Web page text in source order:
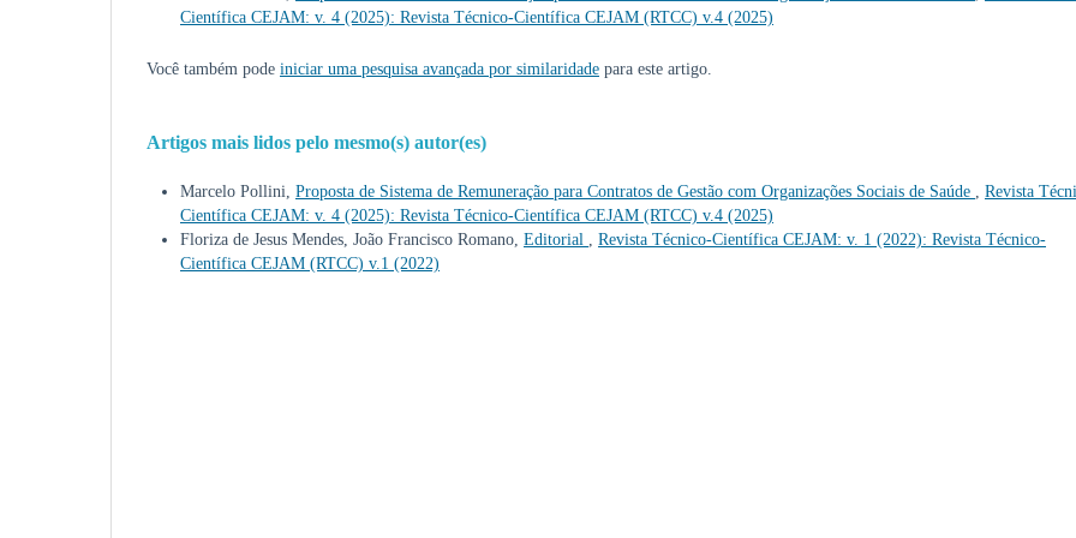
Científica CEJAM: v. 4 (2025): Revista Técnico-Científica CEJAM (RTCC) v.4 (2025)
Você também pode iniciar uma pesquisa avançada por similaridade para este artigo.
Artigos mais lidos pelo mesmo(s) autor(es)
Marcelo Pollini, Proposta de Sistema de Remuneração para Contratos de Gestão com Organizações Sociais de Saúde
Revista
Científica CEJAM: v. 4 (2025): Revista Técnico-Científica CEJAM (RTCC) v.4 (2025)
Floriza de Jesus Mendes, João Francisco Romano, Editorial
Revista Técnico-Científica CEJAM: v. 1 (2022): Revista Técnico-
Científica CEJAM (RTCC) v.1 (2022)